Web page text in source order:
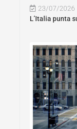
23/07/2026
L’Italia punta